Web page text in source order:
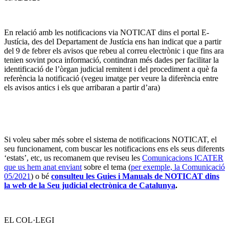
En relació amb les notificacions via NOTICAT dins el portal E-
Justícia, des del Departament de Justícia ens han indicat que a partir
del 9 de febrer els avisos que rebeu al correu electrònic i que fins ara
tenien sovint poca informació, contindran més dades per facilitar la
identificació de l’òrgan judicial remitent i del procediment a què fa
referència la notificació (vegeu imatge per veure la diferència entre
els avisos antics i els que arribaran a partir d’ara)
Si voleu saber més sobre el sistema de notificacions NOTICAT, el
seu funcionament, com buscar les notificacions ens els seus diferents
‘estats’, etc, us recomanem que reviseu les Comunicacions ICATER
que us hem anat enviant sobre el tema (per exemple, la Comunicació
05/2021) o bé consulteu les Guies i Manuals de NOTICAT dins
la web de la Seu judicial electrònica de Catalunya.
EL COL·LEGI